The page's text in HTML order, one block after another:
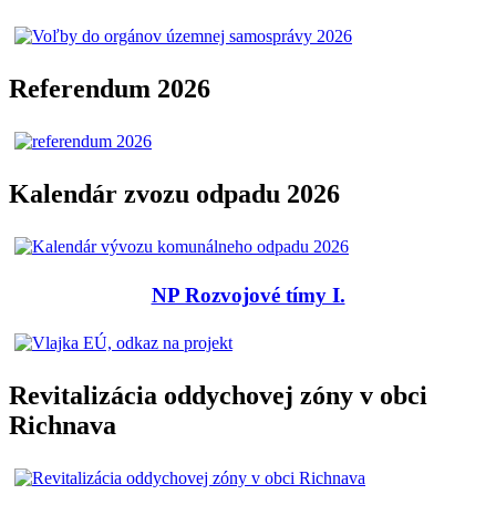
Referendum 2026
Kalendár zvozu odpadu 2026
NP Rozvojové tímy I.
Revitalizácia oddychovej zóny v obci
Richnava